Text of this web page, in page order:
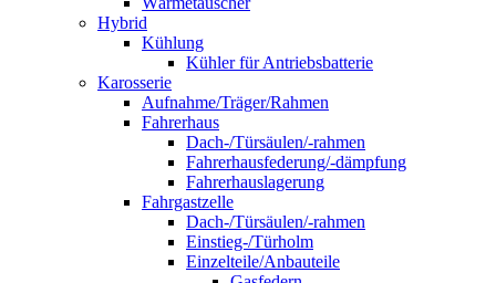
Hybrid
Kühlung
Kühler für Antriebsbatterie
Karosserie
Aufnahme/Träger/Rahmen
Fahrerhaus
Dach-/Türsäulen/-rahmen
Fahrerhausfederung/-dämpfung
Fahrerhauslagerung
Fahrgastzelle
Dach-/Türsäulen/-rahmen
Einstieg-/Türholm
Einzelteile/Anbauteile